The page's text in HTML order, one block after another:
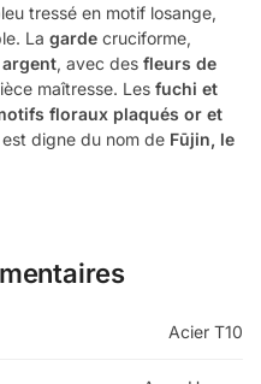
tressé en motif losange,
La garde cruciforme,
, avec des fleurs de
maîtresse. Les fuchi et
floraux plaqués or et
est digne du nom de Fūjin, le
Acier T10